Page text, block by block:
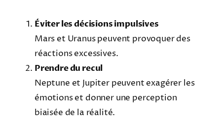
Éviter les décisions impulsives
Mars et Uranus peuvent provoquer des
réactions excessives.
Prendre du recul
Neptune et Jupiter peuvent exagérer les
émotions et donner une perception
biaisée de la réalité.